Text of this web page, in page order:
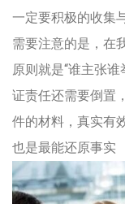
一定要积极的收集
需要注意的是，在
原则就是“谁主张
证责任还需要倒置
件的材料，真实有
也是最能还原事实